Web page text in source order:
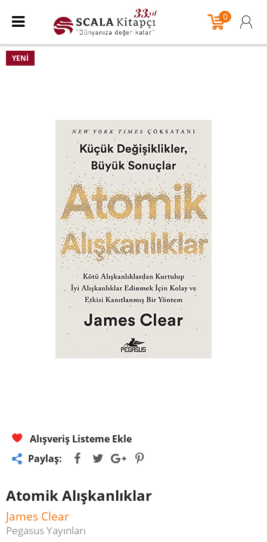
0
YENI
Alışveriş Listeme Ekle
Paylaş:
Atomik Alışkanlıklar
James Clear
Pegasus Yayınları